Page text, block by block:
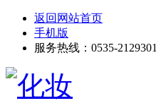
返回网站首页
手机版
服务热线：0535-2129301